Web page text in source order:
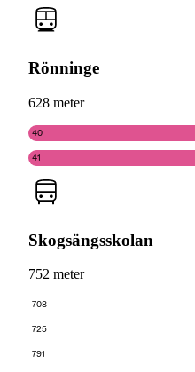
Rönninge
628 meter
40
41
Skogsängsskolan
752 meter
708
725
791